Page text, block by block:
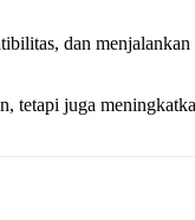
dan menjalankan
juga